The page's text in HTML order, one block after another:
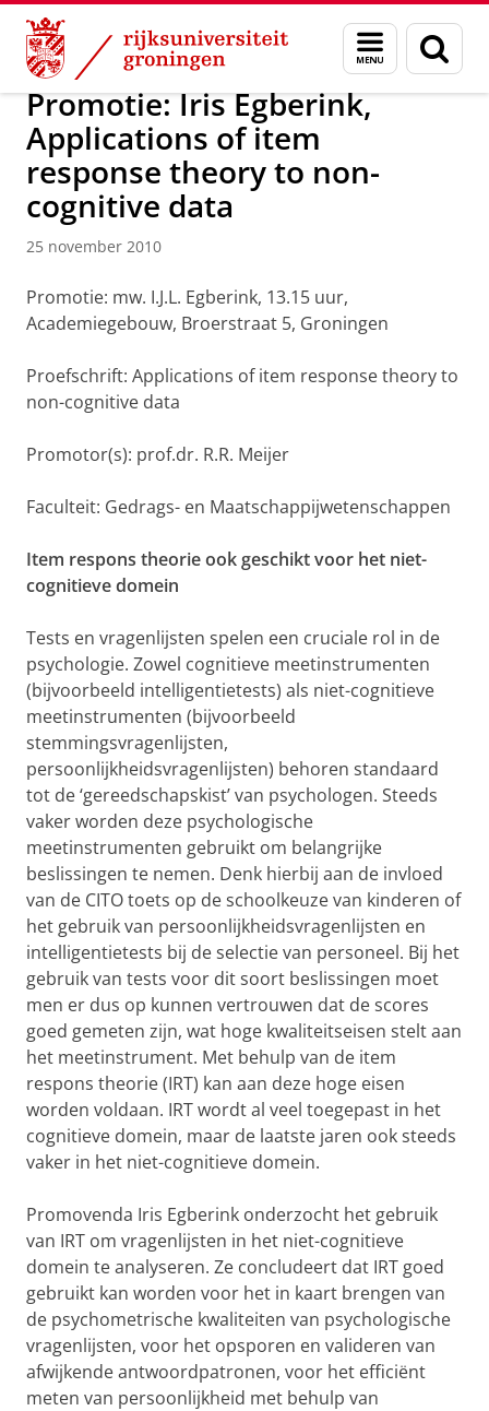
Skip
Content
Skip
Navigation
Menu
en
zoeken
Over ons Actueel Nieuws Nieuwsberichten
Promotie: Iris Egberink,
Applications of item
response theory to non-
cognitive data
25 november 2010
Promotie: mw. I.J.L. Egberink, 13.15 uur,
Academiegebouw, Broerstraat 5, Groningen
Proefschrift: Applications of item response theory to
non-cognitive data
Promotor(s): prof.dr. R.R. Meijer
Faculteit: Gedrags- en Maatschappijwetenschappen
Item respons theorie ook geschikt voor het niet-
cognitieve domein
Tests en vragenlijsten spelen een cruciale rol in de
psychologie. Zowel cognitieve meetinstrumenten
(bijvoorbeeld intelligentietests) als niet-cognitieve
meetinstrumenten (bijvoorbeeld
stemmingsvragenlijsten,
persoonlijkheidsvragenlijsten) behoren standaard
tot de ‘gereedschapskist’ van psychologen. Steeds
vaker worden deze psychologische
meetinstrumenten gebruikt om belangrijke
beslissingen te nemen. Denk hierbij aan de invloed
van de CITO toets op de schoolkeuze van kinderen of
het gebruik van persoonlijkheidsvragenlijsten en
intelligentietests bij de selectie van personeel. Bij het
gebruik van tests voor dit soort beslissingen moet
men er dus op kunnen vertrouwen dat de scores
goed gemeten zijn, wat hoge kwaliteitseisen stelt aan
het meetinstrument. Met behulp van de item
respons theorie (IRT) kan aan deze hoge eisen
worden voldaan. IRT wordt al veel toegepast in het
cognitieve domein, maar de laatste jaren ook steeds
vaker in het niet-cognitieve domein.
Promovenda Iris Egberink onderzocht het gebruik
van IRT om vragenlijsten in het niet-cognitieve
domein te analyseren. Ze concludeert dat IRT goed
gebruikt kan worden voor het in kaart brengen van
de psychometrische kwaliteiten van psychologische
vragenlijsten, voor het opsporen en valideren van
afwijkende antwoordpatronen, voor het efficiënt
meten van persoonlijkheid met behulp van